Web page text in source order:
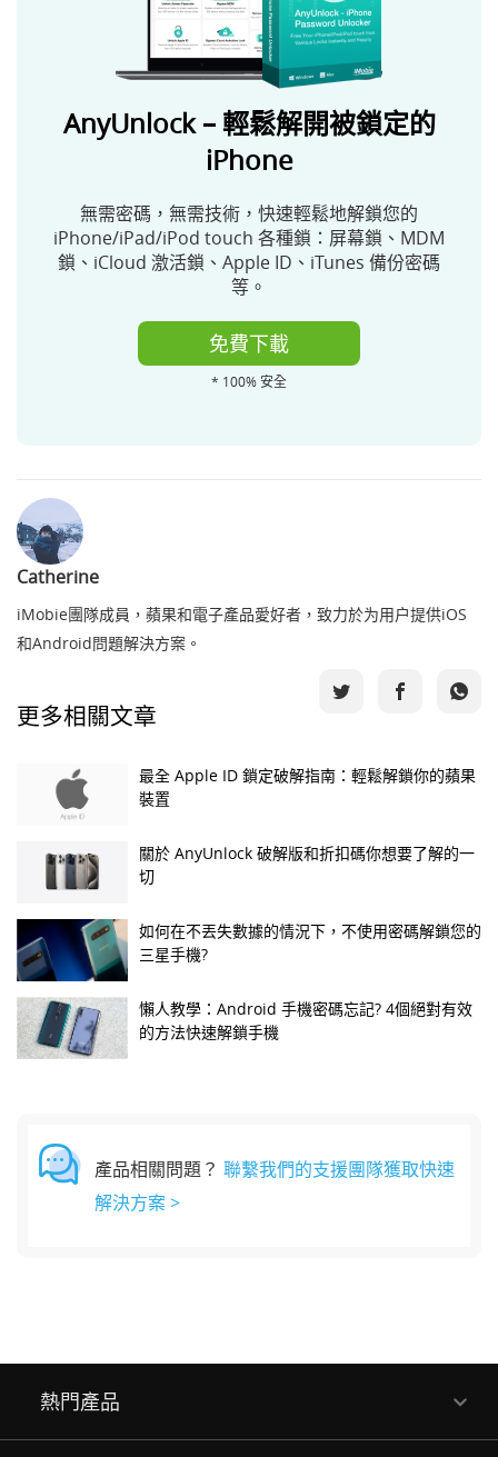
AnyUnlock – 輕鬆解開被鎖定的
iPhone
無需密碼，無需技術 ，快速輕鬆地解鎖您的
iPhone/iPad/iPod touch 各種鎖：屏幕鎖、MDM
鎖、iCloud 激活鎖、Apple ID、iTunes 備份密碼
等。
免費下載
* 100% 安全
Catherine
iMobie團隊成員，蘋果和電子產品愛好者，致力於为用户提供iOS
和Android問題解決方案。
更多相關文章
最全 Apple ID 鎖定破解指南：輕鬆解鎖你的蘋果
裝置
關於 AnyUnlock 破解版和折扣碼你想要了解的一
切
如何在不丟失數據的情況下，不使用密碼解鎖您的
三星手機?
懶人教學：Android 手機密碼忘記? 4個絕對有效
的方法快速解鎖手機
產品相關問題？ 聯繫我們的支援團隊獲取快速
解決方案 >
熱門產品